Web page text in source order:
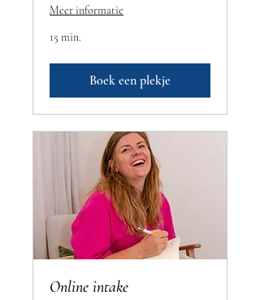
Meer informatie
15 min.
Boek een plekje
Online intake